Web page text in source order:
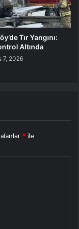
Tır Yangını:
Altında
7, 2026
* ile